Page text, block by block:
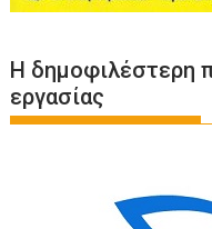
Η δημοφιλέστερη
εργασίας